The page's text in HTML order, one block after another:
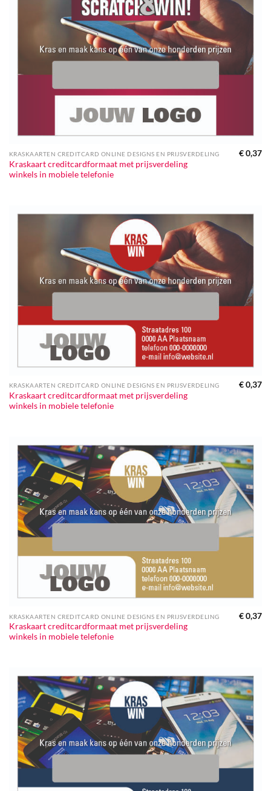
KRASKAARTEN CREDITCARD ONLINE DESIGNS EN PRIJSVERDELING
Kraskaart creditcardformaat met prijsverdeling
winkels in mobiele telefonie
€0,37
KRASKAARTEN CREDITCARD ONLINE DESIGNS EN PRIJSVERDELING
Kraskaart creditcardformaat met prijsverdeling
winkels in mobiele telefonie
€0,37
KRASKAARTEN CREDITCARD ONLINE DESIGNS EN PRIJSVERDELING
Kraskaart creditcardformaat met prijsverdeling
winkels in mobiele telefonie
€0,37